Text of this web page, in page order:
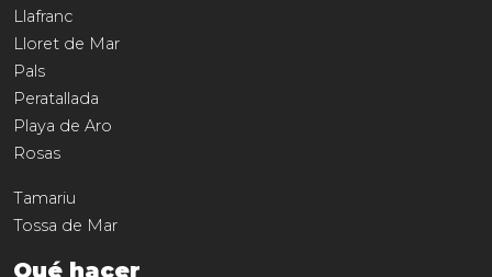
Llafranc
Lloret de Mar
Pals
Peratallada
Playa de Aro
Rosas
Tamariu
Tossa de Mar
Qué hacer